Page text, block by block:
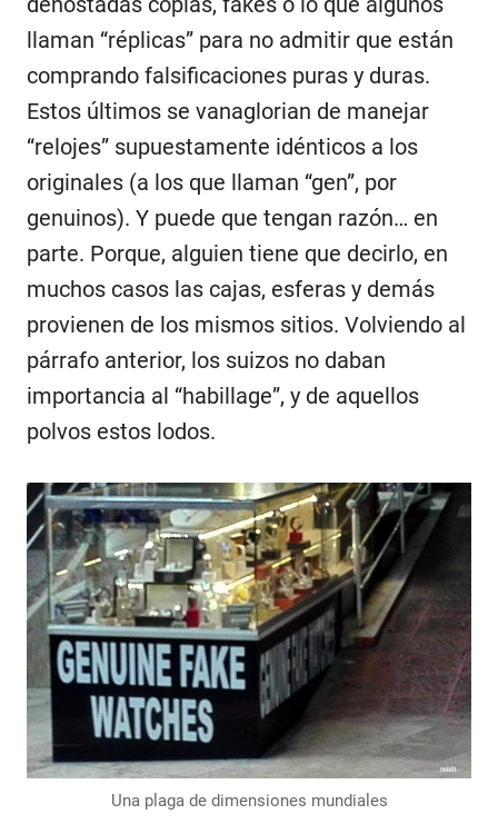
llaman “réplicas” para no admitir que están
comprando falsificaciones puras y duras.
Estos últimos se vanaglorian de manejar
“relojes” supuestamente idénticos a los
originales (a los que llaman “gen”, por
genuinos). Y puede que tengan razón… en
parte. Porque, alguien tiene que decirlo, en
muchos casos las cajas, esferas y demás
provienen de los mismos sitios. Volviendo al
párrafo anterior, los suizos no daban
importancia al “habillage”, y de aquellos
polvos estos lodos.
Una plaga de dimensiones mundiales